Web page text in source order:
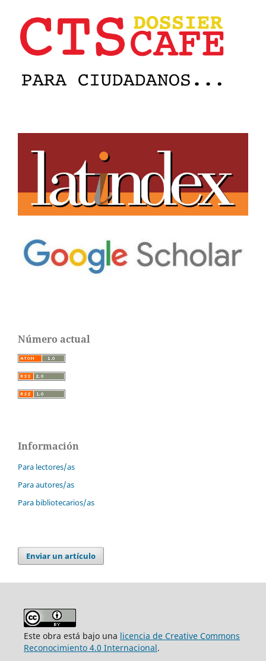
Número actual
Información
Para lectores/as
Para autores/as
Para bibliotecarios/as
Enviar un artículo
Este obra está bajo una licencia de Creative Commons
Reconocimiento 4.0 Internacional.